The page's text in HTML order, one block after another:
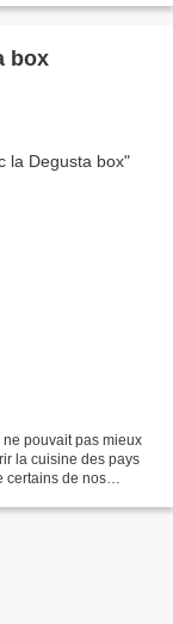
box
pouvait pas mieux
la cuisine des pays
certains de nos